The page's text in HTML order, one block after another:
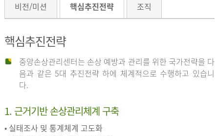
비전/미션 핵심추진전략 조직
핵심추진전략
중앙손상관리센터는 손상 예방과 관리를 위한 국가전략을 다
음과 같은 5대 추진전략 하에 체계적으로 수행하고 있습니
다.
1. 근거기반 손상관리체계 구축
• 실태조사 및 통계체계 고도화